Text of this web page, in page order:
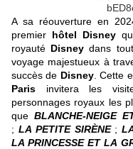
A sa réouverture en
premier hôtel Disney
royauté Disney dans
voyage majestueux à
succès de Disney. Cette
Paris invitera les
personnages royaux les
que BLANCHE-NEIGE
; LA PETITE SIRÈNE ;
LA PRINCESSE ET LA